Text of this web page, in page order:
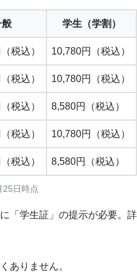
学生（学割）
税込） 10,780円（税込）
税込） 10,780円（税込）
税込） 8,580円（税込）
税込） 10,780円（税込）
税込） 8,580円（税込）
25日時点
「学生証」の提示が必要。詳
ありません。